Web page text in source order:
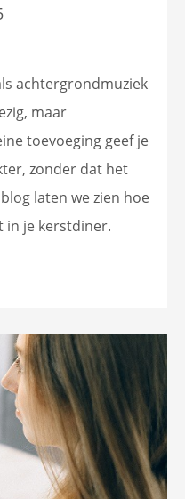
achtergrondmuziek
maar
toevoeging geef je
zonder dat het
laten we zien hoe
in je kerstdiner.